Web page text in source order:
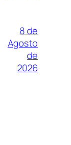
8 de
Agosto
de
2026